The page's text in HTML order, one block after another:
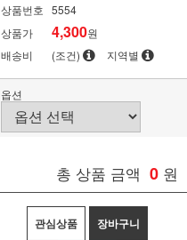
상품번호 5554
상품가
4,300원
배송비
(조건) 지역별
옵션
총 상품 금액 0 원
관심상품 장바구니